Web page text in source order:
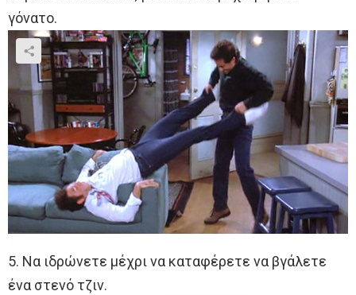
γόνατο.
5. Να ιδρώνετε μέχρι να καταφέρετε να βγάλετε
ένα στενό τζιν.